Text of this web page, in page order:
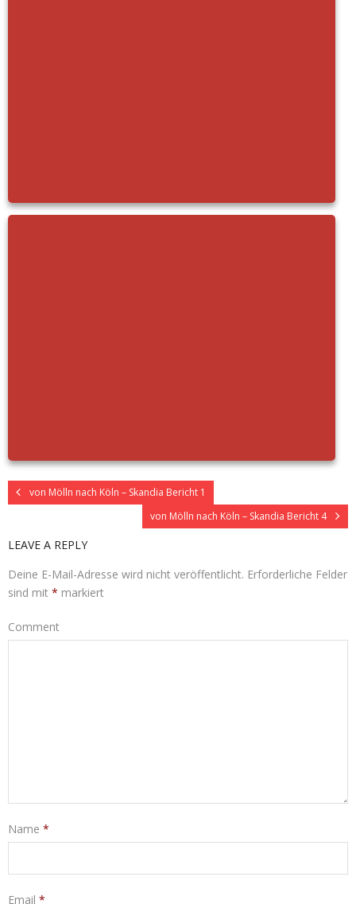
von Mölln nach Köln – Skandia Bericht 1
von Mölln nach Köln – Skandia Bericht 4
LEAVE A REPLY
Deine E-Mail-Adresse wird nicht veröffentlicht. Erforderliche Felder
sind mit * markiert
Comment
Name *
Email *